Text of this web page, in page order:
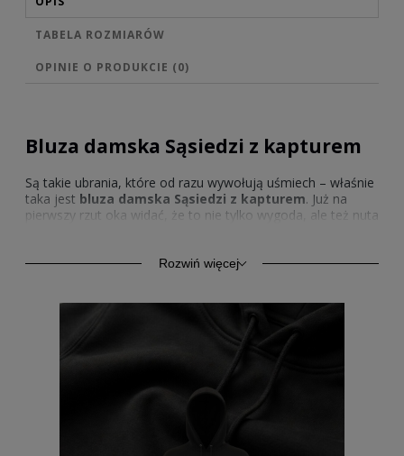
TABELA ROZMIARÓW
OPINIE O PRODUKCIE (0)
Bluza damska Sąsiedzi z kapturem
Są takie ubrania, które od razu wywołują uśmiech – właśnie
taka jest bluza damska Sąsiedzi z kapturem. Już na
pierwszy rzut oka widać, że to nie tylko wygoda, ale też nuta
powiedzieć: „nie przejmuj się, wszystko ogarniemy po
domowym zaciszu, jak i podczas spacerów po mieście.
Pat i Mat damska
to ukłon w stronę
klasyki, ale z nowoczesnym zacięciem. Nie sposób nie
wspomnieć o tym, jak świetnie prezentują się
, które swoją energią
potrafią poprawić nastrój nawet w najbardziej szary dzień.
Bluzy Pat i Mat damskie z kapturem
Rozwiń więcej